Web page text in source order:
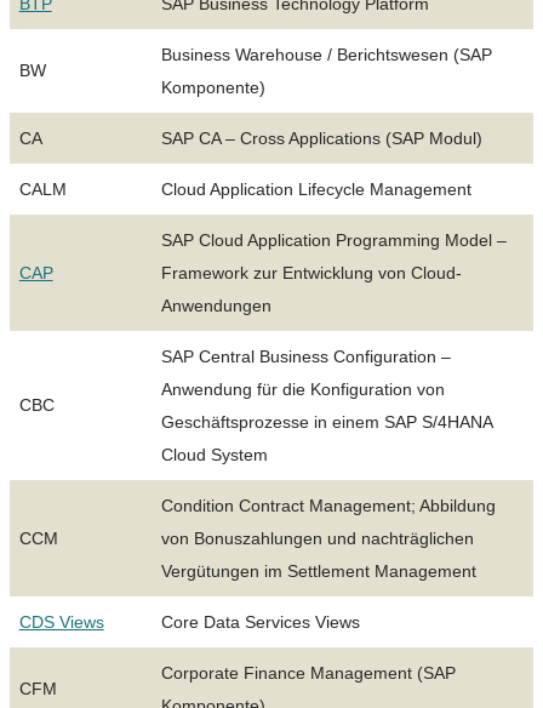
BW
Business Warehouse / Berichtswesen (SAP
Komponente)
CA SAP CA – Cross Applications (SAP Modul)
CALM Cloud Application Lifecycle Management
CAP
SAP Cloud Application Programming Model –
Framework zur Entwicklung von Cloud-
Anwendungen
CBC
SAP Central Business Configuration –
Anwendung für die Konfiguration von
Geschäftsprozesse in einem SAP S/4HANA
Cloud System
CCM
Condition Contract Management; Abbildung
von Bonuszahlungen und nachträglichen
Vergütungen im Settlement Management
CDS Views Core Data Services Views
CFM
Corporate Finance Management (SAP